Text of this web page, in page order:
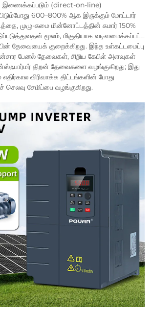
இணைக்கப்படும் (direct-on-line)
600–800% ஆக இருக்கும் மோட்டார்
முழு-சுமை மின்னோட்டத்தின் சுமார் 150%
மூலம், மிகுதியாக வடிவமைக்கப்பட்ட
தேவையைக் குறைக்கிறது. இந்த உள்கட்டமைப்பு
பேனல் தேவைகள், சிறிய கேபிள் அளவுகள்
திறன் தேவைகளை வழங்குகிறது; இது
விரிவாக்க திட்டங்களின் போது
சேமிப்பை வழங்குகிறது.